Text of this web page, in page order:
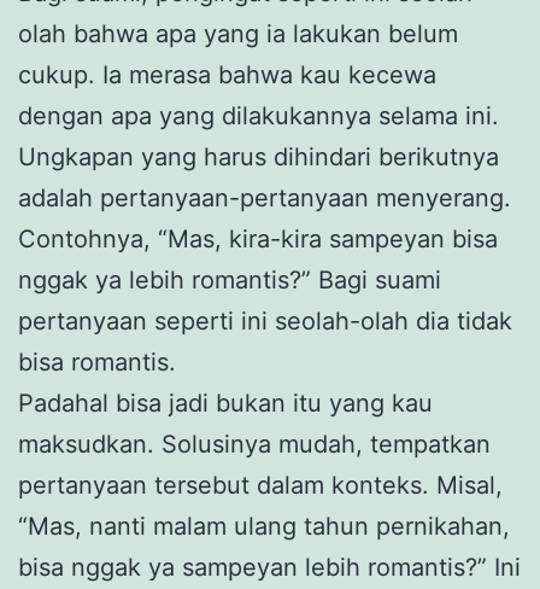
olah bahwa apa yang ia lakukan belum
cukup. Ia merasa bahwa kau kecewa
dengan apa yang dilakukannya selama ini.
Ungkapan yang harus dihindari berikutnya
adalah pertanyaan-pertanyaan menyerang.
Contohnya, “Mas, kira-kira sampeyan bisa
nggak ya lebih romantis?” Bagi suami
pertanyaan seperti ini seolah-olah dia tidak
bisa romantis.
Padahal bisa jadi bukan itu yang kau
maksudkan. Solusinya mudah, tempatkan
pertanyaan tersebut dalam konteks. Misal,
“Mas, nanti malam ulang tahun pernikahan,
bisa nggak ya sampeyan lebih romantis?” Ini